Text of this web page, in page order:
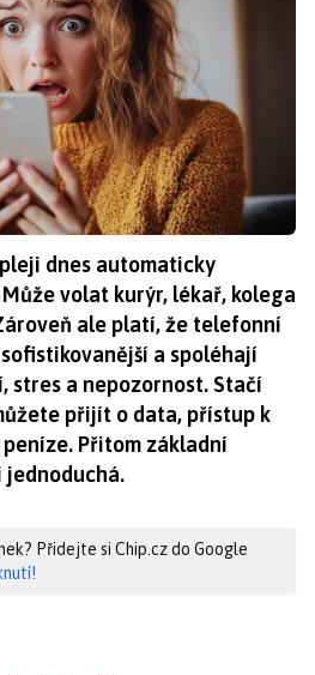
dnes automaticky
volat kurýr, lékař, kolega
ale platí, že telefonní
a spoléhají
stres a nepozornost. Stačí
přijít o data, přístup k
Přitom základní
jednoduchá.
Přidejte si Chip.cz do Google